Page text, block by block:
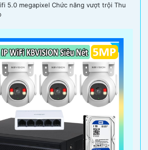
5.0 megapixel Chức năng vượt trội Thu